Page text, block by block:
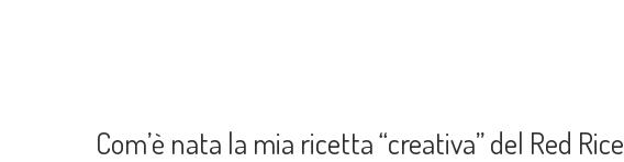
Com’è nata la mia ricetta “creativa” del Red Rice